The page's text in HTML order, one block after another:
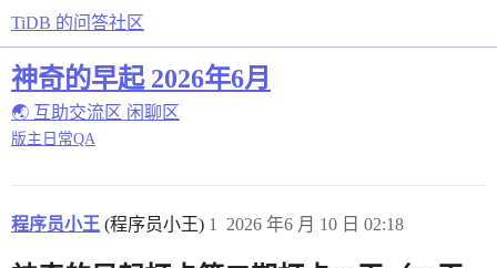
TiDB 的问答社区
神奇的早起 2026年6月
🌏 互助交流区 闲聊区
版主日常QA
程序员小王 (程序员小王) 2026 年6 月 10 日 02:18
1